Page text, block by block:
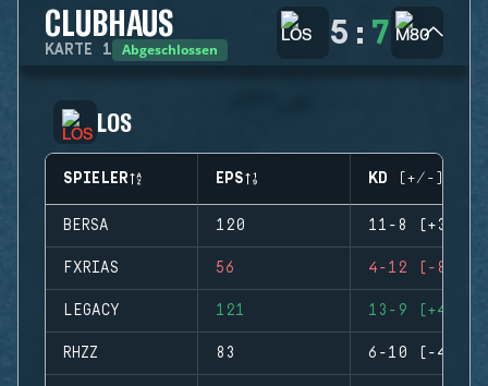
CLUBHAUS
KARTE 1 Abgeschlossen 5 : 7
LOS
SPIELER EPS KD (+/-)
BERSA 120 11-8 (+3)
FXRIAS 56 4-12 (-8)
LEGACY 121 13-9 (+4)
RHZZ 83 6-10 (-4)